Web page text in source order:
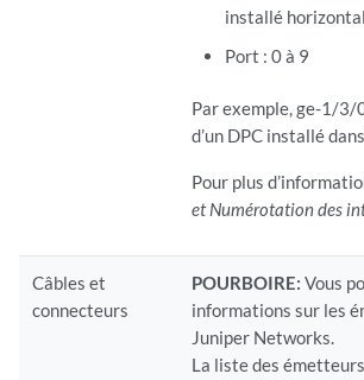
installé
Port : 0 à 9
Par exemple, ge-1/3/
d’un DPC installé
Pour plus
et Numérotation des
Câbles et
connecteurs
POURBOIRE: Vous
informations sur les
Juniper Networks.
La liste des